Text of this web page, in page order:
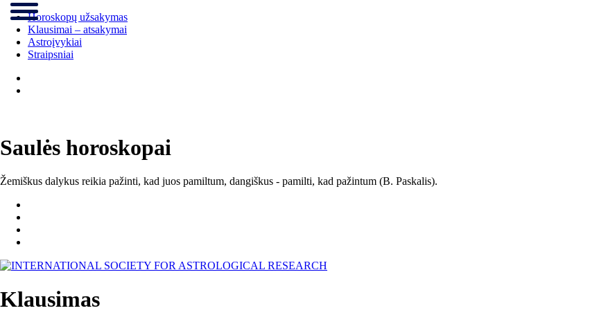
Horoskopų užsakymas
Klausimai – atsakymai
Astroįvykiai
Straipsniai
Saulės horoskopai
Žemiškus dalykus reikia pažinti, kad juos pamiltum, dangiškus - pamilti, kad pažintum (B. Paskalis).
Klausimas